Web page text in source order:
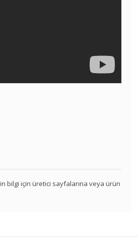
bilgi için üretici sayfalarına veya ürün